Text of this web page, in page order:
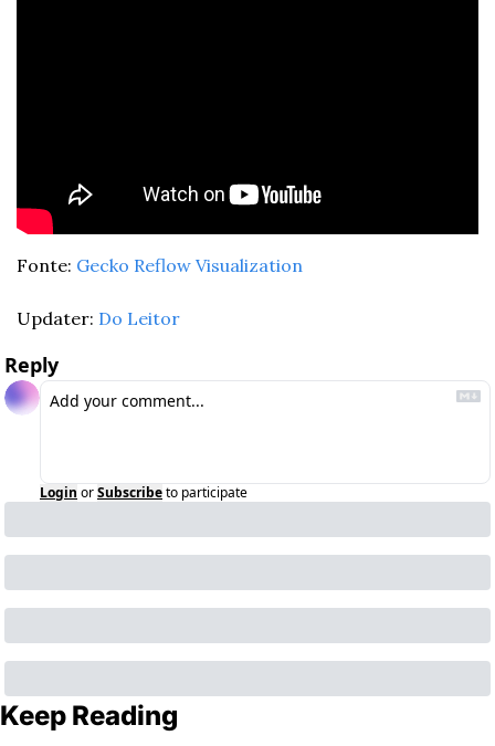
Fonte: Gecko Reflow Visualization
Updater: Do Leitor
Reply
Login orSubscribeto participate
Keep Reading